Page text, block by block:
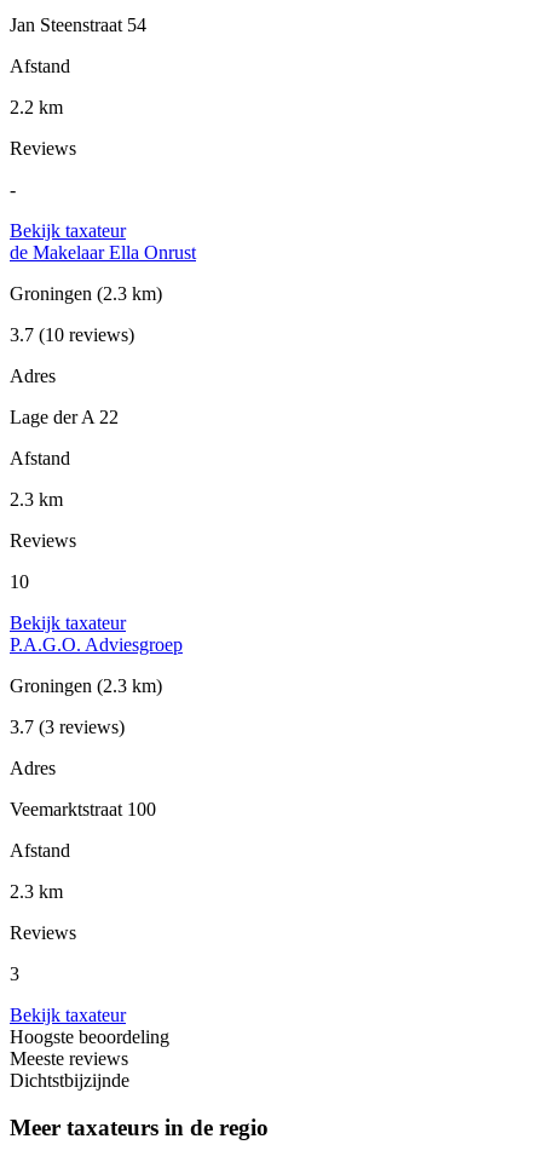
Jan Steenstraat 54
Afstand
2.2 km
Reviews
-
Bekijk taxateur
de Makelaar Ella Onrust
Groningen (2.3 km)
3.7 (10 reviews)
Adres
Lage der A 22
Afstand
2.3 km
Reviews
10
Bekijk taxateur
P.A.G.O. Adviesgroep
Groningen (2.3 km)
3.7 (3 reviews)
Adres
Veemarktstraat 100
Afstand
2.3 km
Reviews
3
Bekijk taxateur
Hoogste beoordeling
Meeste reviews
Dichtstbijzijnde
Meer taxateurs in de regio